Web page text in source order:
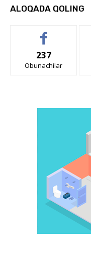
ALOQADA QOLING
237
Obunachilar